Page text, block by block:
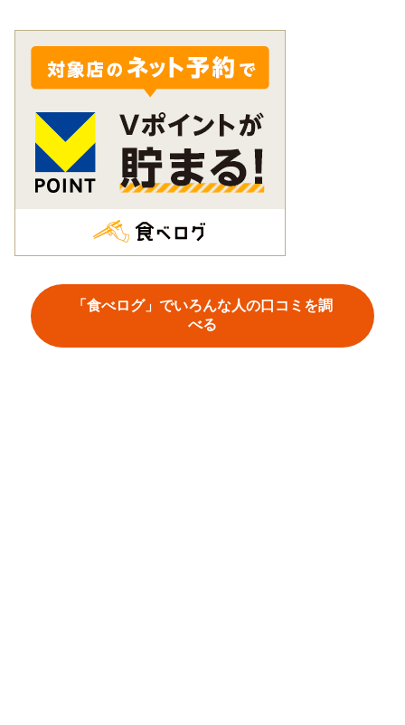
「食べログ」でいろんな人の口コミを調
べる